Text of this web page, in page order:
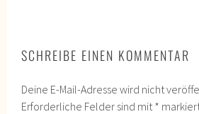
SCHREIBE EINEN KOMMENTAR
Deine E-Mail-Adresse wird nicht
Erforderliche Felder sind mit *